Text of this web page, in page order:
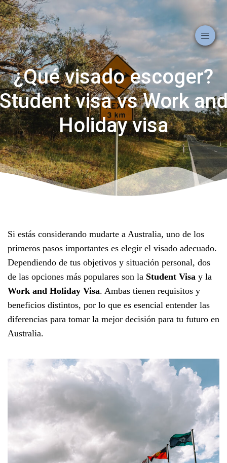
¿Qué visado escoger?
visa vs Work
Holiday visa
Si estás considerando mudarte a Australia, uno de los
primeros pasos importantes es elegir el visado adecuado.
Dependiendo de tus objetivos y situación personal, dos
de las opciones más populares son la Student Visa y la
Work and Holiday Visa. Ambas tienen requisitos y
beneficios distintos, por lo que es esencial entender las
diferencias para tomar la mejor decisión para tu futuro en
Australia.